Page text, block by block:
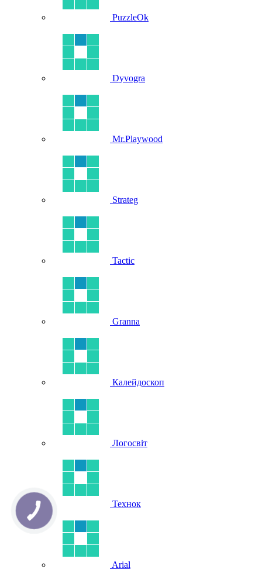
PuzzleOk
Dyvogra
Mr.Playwood
Strateg
Tactic
Granna
Калейдоскоп
Логосвіт
Технок
Arial